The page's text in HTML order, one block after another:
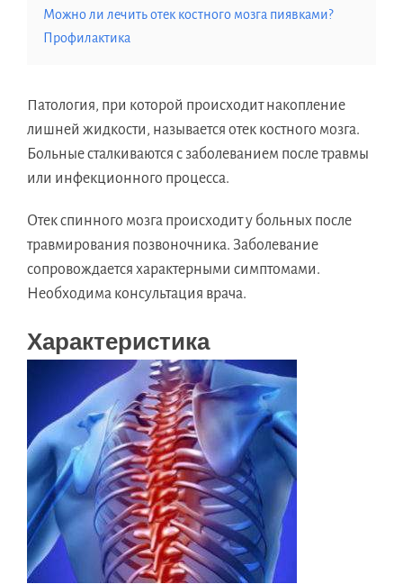
Можно ли лечить отек костного мозга пиявками?
Профилактика
Патология, при которой происходит накопление
лишней жидкости, называется отек костного мозга.
Больные сталкиваются с заболеванием после травмы
или инфекционного процесса.
Отек спинного мозга происходит у больных после
травмирования позвоночника. Заболевание
сопровождается характерными симптомами.
Необходима консультация врача.
Характеристика